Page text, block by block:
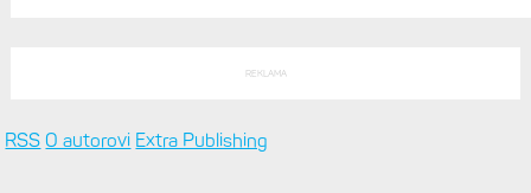
REKLAMA
RSS O autorovi Extra Publishing